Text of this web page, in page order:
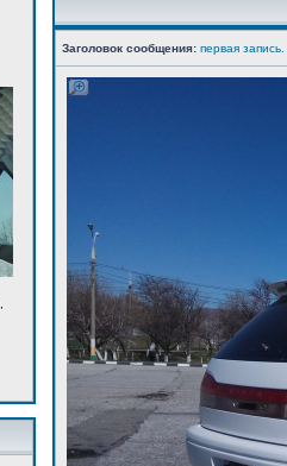
Заголовок сообщения: первая